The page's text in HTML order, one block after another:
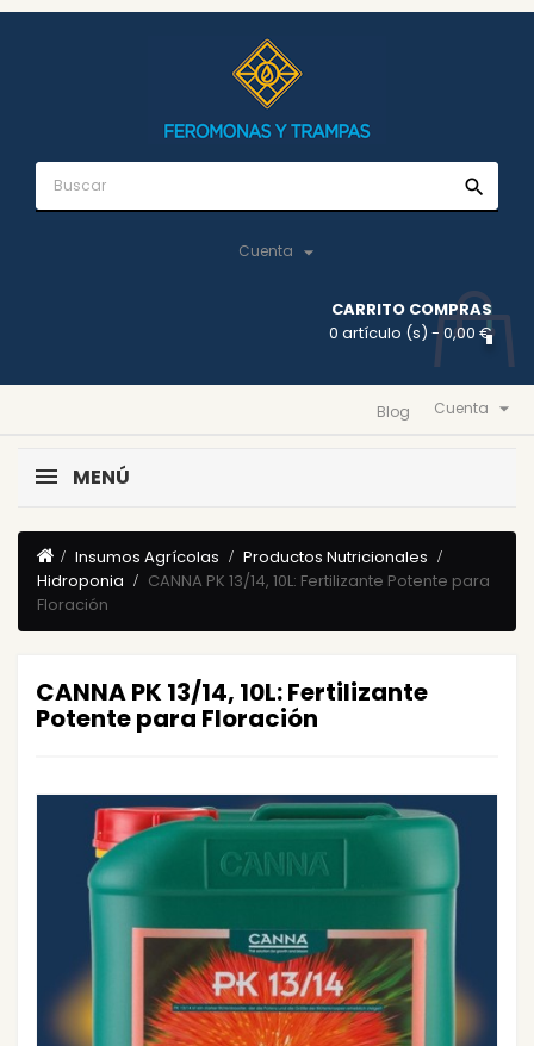
search
Cuenta 
CARRITO COMPRAS
0 artículo (s) - 0,00 €
Cuenta 
Blog
MENÚ
Insumos Agrícolas
Productos Nutricionales
Hidroponia
CANNA PK 13/14, 10L: Fertilizante Potente para
Floración
CANNA PK 13/14, 10L: Fertilizante
Potente para Floración